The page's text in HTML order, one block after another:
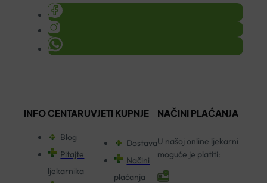
INFO CENTAR
Blog
Pitajte
ljekarnika
UVJETI KUPNJE
Dostava
Načini
plaćanja
NAČINI PLAĆANJA
U našoj online ljekarni
moguće je platiti: